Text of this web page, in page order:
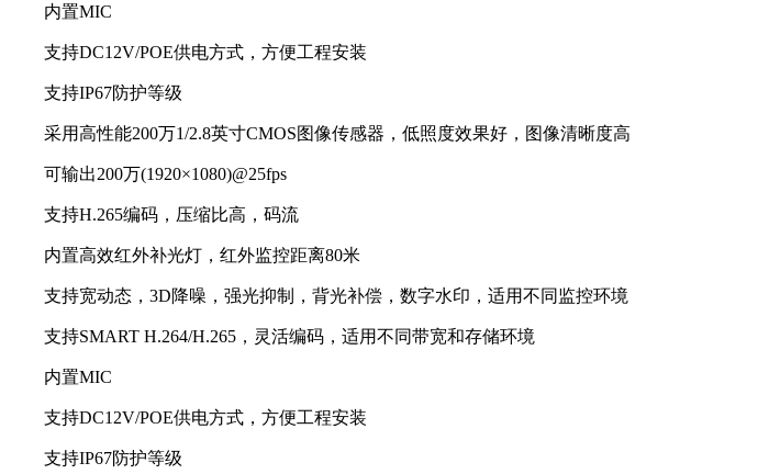
内置MIC
支持DC12V/POE供电方式，方便工程安装
支持IP67防护等级
采用高性能200万1/2.8英寸CMOS图像传感器，低照度效果好，图像清晰度高
可输出200万(1920×1080)@25fps
支持H.265编码，压缩比高，码流
内置高效红外补光灯，红外监控距离80米
支持宽动态，3D降噪，强光抑制，背光补偿，数字水印，适用不同监控环境
支持SMART H.264/H.265，灵活编码，适用不同带宽和存储环境
内置MIC
支持DC12V/POE供电方式，方便工程安装
支持IP67防护等级